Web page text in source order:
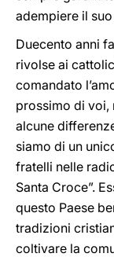
adempiere il
Duecento anni
rivolse ai
comandato
prossimo di voi,
alcune
siamo di un
fratelli nelle
Santa Croce”.
questo Paese
tradizioni
coltivare la